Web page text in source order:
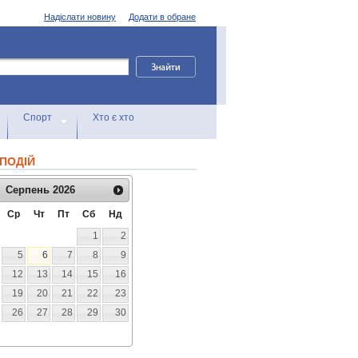
Додати в обране
Надіслати новину
Спорт Хто є хто
Серпень 2026
Ср Чт Пт Сб
Нд
1
2
5 6 7 8
9
12 13 14 15
16
19 20 21 22
23
26 27 28 29
30